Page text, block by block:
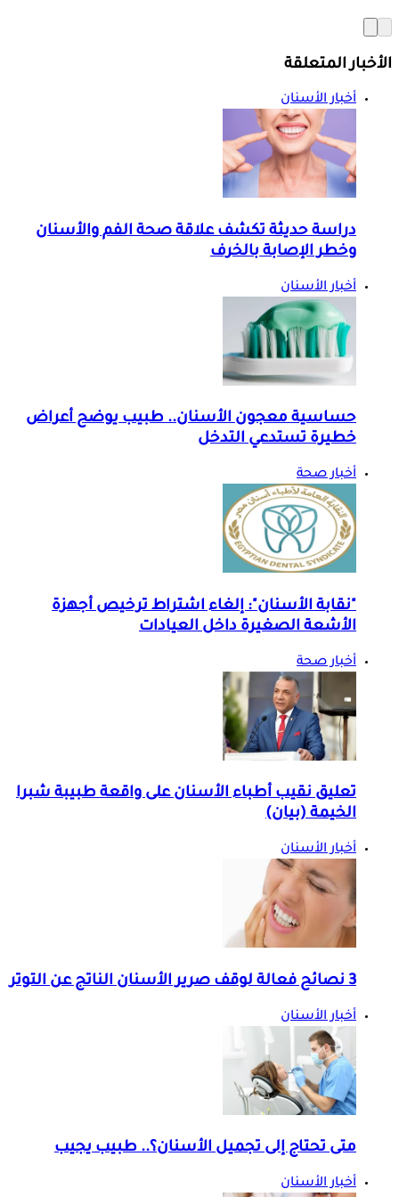
الأخبار المتعلقة
أخبار الأسنان
دراسة حديثة تكشف علاقة صحة الفم والأسنان
وخطر الإصابة بالخرف
أخبار الأسنان
حساسية معجون الأسنان.. طبيب يوضح أعراض
خطيرة تستدعي التدخل
أخبار صحة
"نقابة الأسنان": إلغاء اشتراط ترخيص أجهزة
الأشعة الصغيرة داخل العيادات
أخبار صحة
تعليق نقيب أطباء الأسنان على واقعة طبيبة شبرا
الخيمة (بيان)
أخبار الأسنان
3 نصائح فعالة لوقف صرير الأسنان الناتج عن التوتر
أخبار الأسنان
متى تحتاج إلى تجميل الأسنان؟.. طبيب يجيب
أخبار الأسنان